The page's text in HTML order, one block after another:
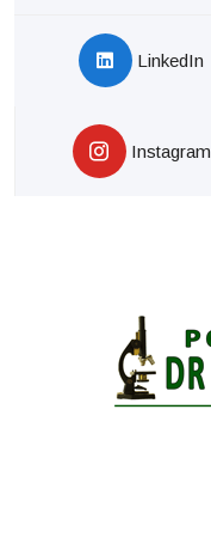
LinkedIn
Instagram